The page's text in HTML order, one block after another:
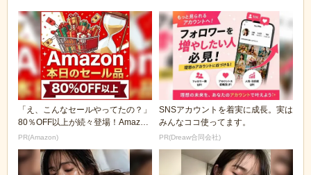
「え、こんなセールやってたの？」
80％OFF以上が続々登場！Amazon
の本気が...
PR(Amazon)
SNSアカウントを着実に成長。実は
みんなココ使ってます。
PR(Dreaw合同会社)